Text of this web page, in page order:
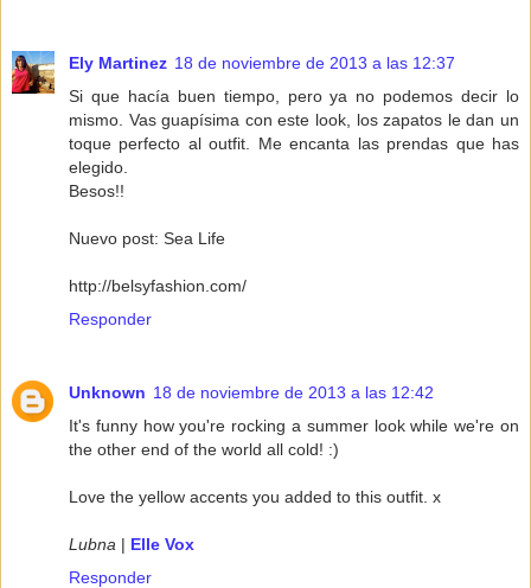
Ely Martinez 18 de noviembre de 2013 a las 12:37
Si que hacía buen tiempo, pero ya no podemos decir lo
mismo. Vas guapísima con este look, los zapatos le dan un
toque perfecto al outfit. Me encanta las prendas que has
elegido.
Besos!!
Nuevo post: Sea Life
http://belsyfashion.com/
Responder
Unknown 18 de noviembre de 2013 a las 12:42
It's funny how you're rocking a summer look while we're on
the other end of the world all cold! :)
Love the yellow accents you added to this outfit. x
Lubna | Elle Vox
Responder